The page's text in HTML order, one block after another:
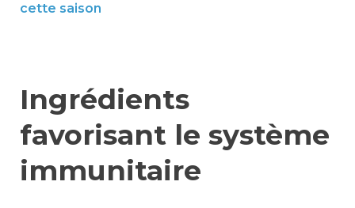
cette saison
Ingrédients
favorisant le système
immunitaire